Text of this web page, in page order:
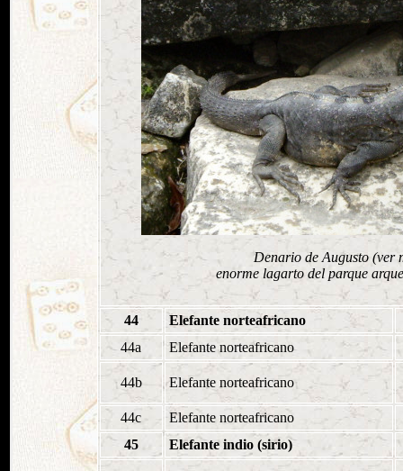
Denario de Augusto (ver
enorme lagarto del parque
44
Elefante norteafricano
44a
Elefante norteafricano
44b Elefante norteafricano
44c
Elefante norteafricano
45
Elefante indio (sirio)